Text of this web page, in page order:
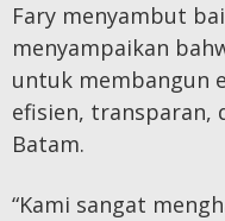
Fary menyambut
menyampaikan
untuk membangun
efisien, transparan,
Batam.
“Kami sangat